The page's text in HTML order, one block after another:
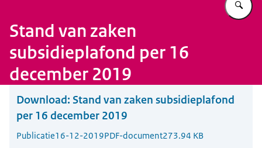
Stand van zaken
subsidieplafond per 16
december 2019
Download: Stand van zaken subsidieplafond
per 16 december 2019
Publicatie16-12-2019PDF-document273.94 KB